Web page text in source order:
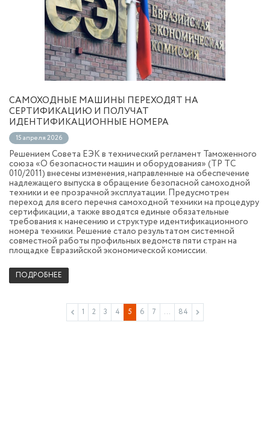
САМОХОДНЫЕ МАШИНЫ ПЕРЕХОДЯТ НА
СЕРТИФИКАЦИЮ И ПОЛУЧАТ
ИДЕНТИФИКАЦИОННЫЕ НОМЕРА
15 апреля 2026
Решением Совета ЕЭК в технический регламент Таможенного
союза «О безопасности машин и оборудования» (ТР ТС
010/2011) внесены изменения, направленные на обеспечение
надлежащего выпуска в обращение безопасной самоходной
техники и ее прозрачной эксплуатации. Предусмотрен
переход для всего перечня самоходной техники на процедуру
сертификации, а также вводятся единые обязательные
требования к нанесению и структуре идентификационного
номера техники. Решение стало результатом системной
совместной работы профильных ведомств пяти стран на
площадке Евразийской экономической комиссии.
ПОДРОБНЕЕ
1 2 3 4 5 6 7 ... 84